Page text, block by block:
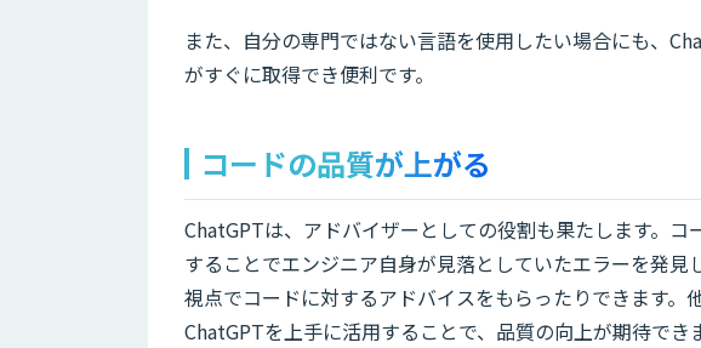
また、自分の専門ではない言語を使用したい場合にも、
がすぐに取得でき便利です。
コードの品質が上がる
ChatGPTは、アドバイザーとしての役割も果たします。
することでエンジニア自身が見落としていたエラーを発
視点でコードに対するアドバイスをもらったりできます
ChatGPTを上手に活用することで、品質の向上が期待でき